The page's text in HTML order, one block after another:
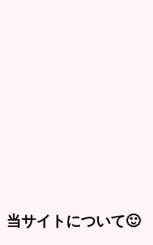
当サイトについて🙂